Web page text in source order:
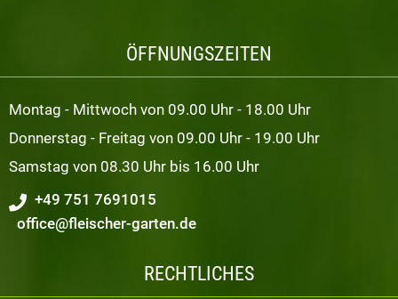
ÖFFNUNGSZEITEN
Montag - Mittwoch von 09.00 Uhr - 18.00 Uhr
Donnerstag - Freitag von 09.00 Uhr - 19.00 Uhr
Samstag von 08.30 Uhr bis 16.00 Uhr
+49 751 7691015
office@fleischer-garten.de
RECHTLICHES